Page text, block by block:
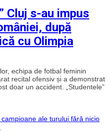
Cluj s-au impus
după
cu Olimpia
echipa de fotbal feminin
recital ofensiv și a demonstrat
doar un accident. „Studentele”